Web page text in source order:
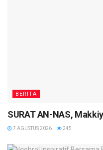
BERITA
SURAT AN-NAS,
7 AGUSTUS 2026 245